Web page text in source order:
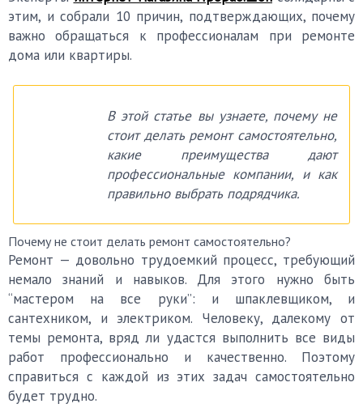
этим, и собрали 10 причин, подтверждающих, почему
важно обращаться к профессионалам при ремонте
дома или квартиры.
В этой статье вы узнаете, почему не
стоит делать ремонт самостоятельно,
какие преимущества дают
профессиональные компании, и как
правильно выбрать подрядчика.
Почему не стоит делать ремонт самостоятельно?
Ремонт — довольно трудоемкий процесс, требующий
немало знаний и навыков. Для этого нужно быть
“мастером на все руки”: и шпаклевщиком, и
сантехником, и электриком. Человеку, далекому от
темы ремонта, вряд ли удастся выполнить все виды
работ профессионально и качественно. Поэтому
справиться с каждой из этих задач самостоятельно
будет трудно.